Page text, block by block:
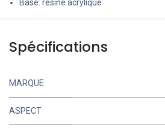
Base: résine acrylique
Spécifications
MARQUE
ASPECT